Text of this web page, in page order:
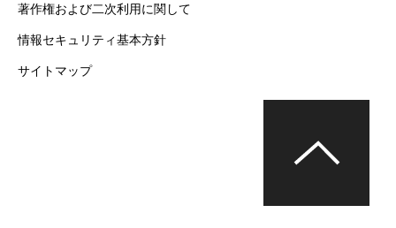
著作権および二次利用に関して
情報セキュリティ基本方針
サイトマップ